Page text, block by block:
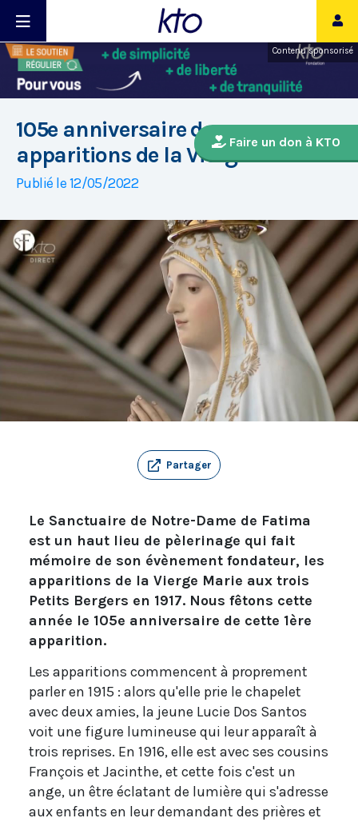
Contenu sponsorisé
Faire un don à KTO
105e anniversaire des
apparitions de la Vierge à Fatima
Publié le 12/05/2022
Partager
Le Sanctuaire de Notre-Dame de Fatima
est un haut lieu de pèlerinage qui fait
mémoire de son évènement fondateur, les
apparitions de la Vierge Marie aux trois
Petits Bergers en 1917. Nous fêtons cette
année le 105e anniversaire de cette 1ère
apparition.
Les apparitions commencent à proprement
parler en 1915 : alors qu'elle prie le chapelet
avec deux amies, la jeune Lucie Dos Santos
voit une figure lumineuse qui leur apparaît à
trois reprises. En 1916, elle est avec ses cousins
François et Jacinthe, et cette fois c'est un
ange, un être éclatant de lumière qui s'adresse
aux enfants en leur demandant des prières et